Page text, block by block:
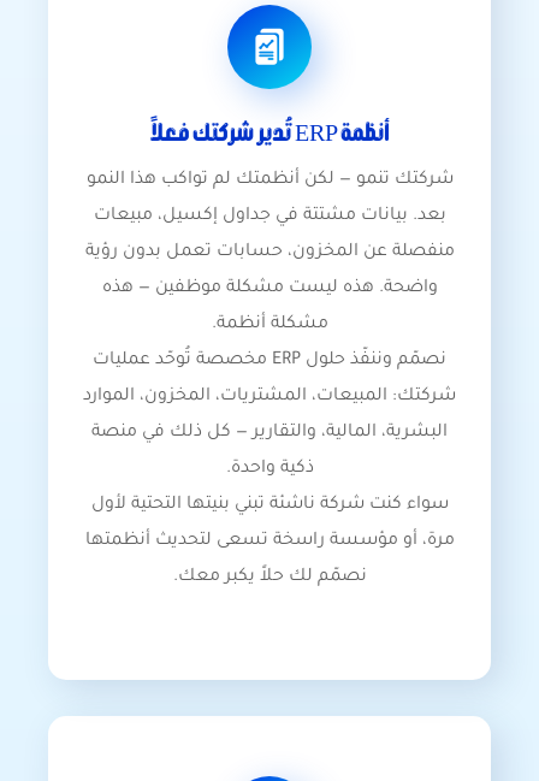
أنظمة ERP تُدير شركتك فعلاً
شركتك تنمو — لكن أنظمتك لم تواكب هذا النمو
بعد. بيانات مشتتة في جداول إكسيل، مبيعات
منفصلة عن المخزون، حسابات تعمل بدون رؤية
واضحة. هذه ليست مشكلة موظفين — هذه
مشكلة أنظمة.
نصمّم وننفّذ حلول ERP مخصصة تُوحّد عمليات
شركتك: المبيعات، المشتريات، المخزون، الموارد
البشرية، المالية، والتقارير — كل ذلك في منصة
ذكية واحدة.
سواء كنت شركة ناشئة تبني بنيتها التحتية لأول
مرة، أو مؤسسة راسخة تسعى لتحديث أنظمتها
نصمّم لك حلاً يكبر معك.